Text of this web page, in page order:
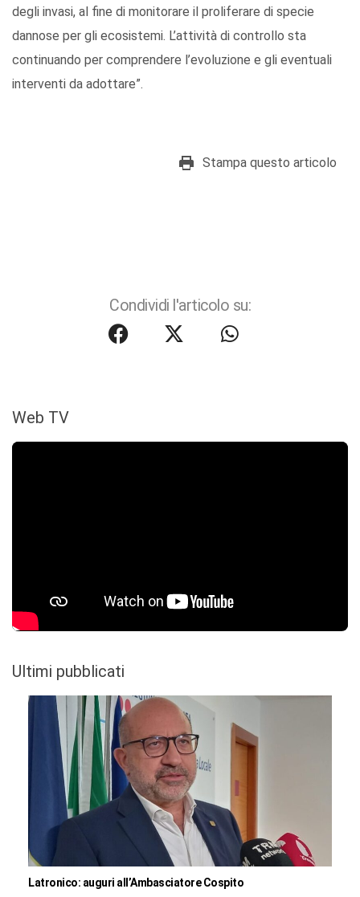
degli invasi, al fine di monitorare il proliferare di specie
dannose per gli ecosistemi. L’attività di controllo sta
continuando per comprendere l’evoluzione e gli eventuali
interventi da adottare”.
Stampa questo articolo
Condividi l'articolo su:
Web TV
Ultimi pubblicati
Latronico: auguri all’Ambasciatore Cospito